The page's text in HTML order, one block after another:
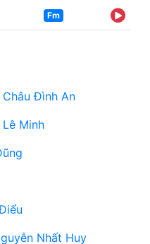
Fm
Đình An
Minh
Nhất Huy